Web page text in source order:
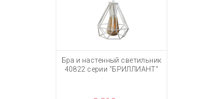
Бра и настенный светильник
40822 серии "БРИЛЛИАНТ"